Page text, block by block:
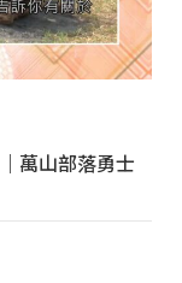
萬山部落勇士